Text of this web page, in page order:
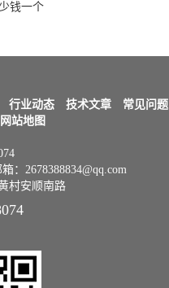
钱一个
行业动态 技术文章 常见问题
网站地图
：2678388834@qq.com
村安顺南路